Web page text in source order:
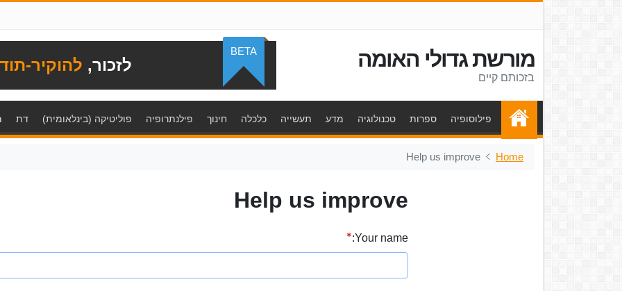
מורשת גדולי האומה
בזכותם קיים
לזכור, להוקיר-
BETA
פילוסופיה ספרות טכנולוגיה מדע תעשייה כלכלה חינוך פילנתרופיה פוליטיקה (בינלאומית) דת
Home
Help us improve
Help us improve
Your name: